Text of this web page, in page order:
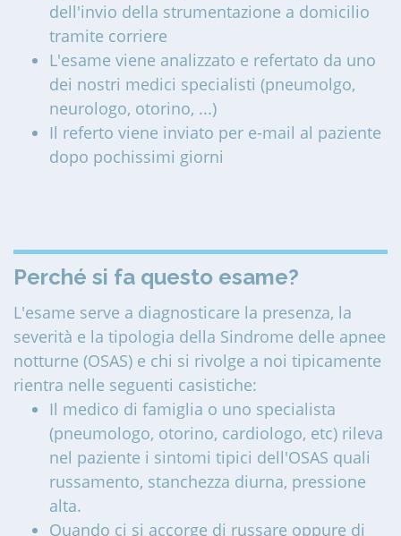
dell'invio della strumentazione a domicilio
tramite corriere
L'esame viene analizzato e refertato da uno
dei nostri medici specialisti (pneumolgo,
neurologo, otorino, ...)
Il referto viene inviato per e-mail al paziente
dopo pochissimi giorni
Perché si fa questo esame?
L'esame serve a diagnosticare la presenza, la
severità e la tipologia della Sindrome delle apnee
notturne (OSAS) e chi si rivolge a noi tipicamente
rientra nelle seguenti casistiche:
Il medico di famiglia o uno specialista
(pneumologo, otorino, cardiologo, etc) rileva
nel paziente i sintomi tipici dell'OSAS quali
russamento, stanchezza diurna, pressione
alta.
Quando ci si accorge di russare oppure di